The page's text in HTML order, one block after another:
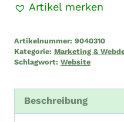
Artikel merken
Artikelnummer: 9040310
Kategorie: Marketing &
Schlagwort: Website
Beschreibung